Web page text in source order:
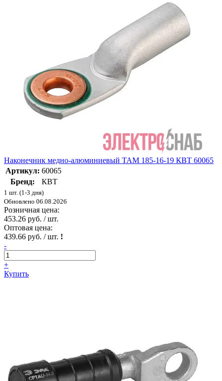
Наконечник медно-алюминиевый ТАМ 185-16-19 КВТ 60065
Артикул: 60065
Бренд:
КВТ
1 шт. (1-3 дня)
Обновлено 06.08.2026
Розничная цена:
453.26 руб. / шт.
Оптовая цена:
439.66 руб. / шт. !
-
+
Купить